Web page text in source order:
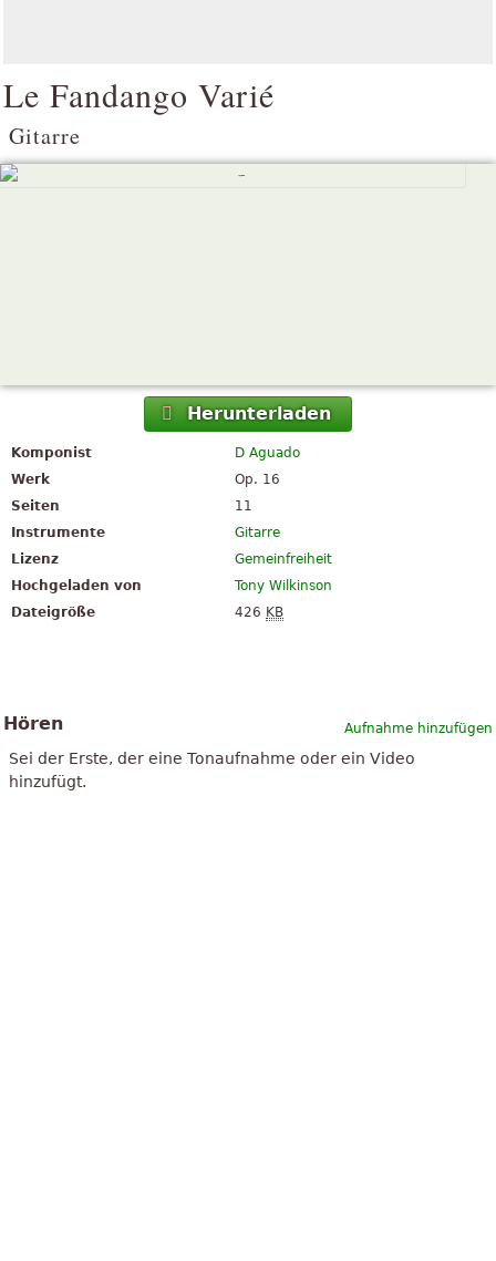
Le Fandango Varié
Gitarre
Herunterladen
Komponist
D Aguado
Werk
Op. 16
Seiten
11
Instrumente
Gitarre
Lizenz
Gemeinfreiheit
Hochgeladen von
Tony Wilkinson
Dateigröße
426 KB
Aufnahme hinzufügen
Hören
Sei der Erste, der eine Tonaufnahme oder ein Video
hinzufügt.